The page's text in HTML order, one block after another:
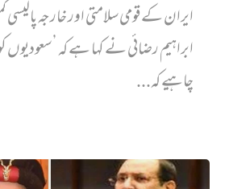
ایران کے قومی سلامتی اور خارجہ
ابراہیم رضائی نے کہا ہے کہ ’سعودیوں
چاہیے کہ...